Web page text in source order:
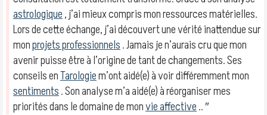
astrologique, j’ai mieux compris mon ressources matérielles.
Lors de cette échange, j’ai découvert une vérité inattendue sur
monprojets professionnels. Jamais je n’aurais cru que mon
avenir puisse être à l’origine de tant de changements. Ses
conseils enTarologiem’ont aidé(e) à voir différemment mon
sentiments. Son analyse m’a aidé(e) à réorganiser mes
priorités dans le domaine de monvie affective.. ″